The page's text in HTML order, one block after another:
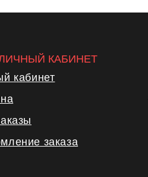
КАБИНЕТ
кабинет
заказа